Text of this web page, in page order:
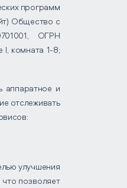
программ
Общество с
ОГРН
I, комната 1-8;
аппаратное и
отслеживать
улучшения
позволяет